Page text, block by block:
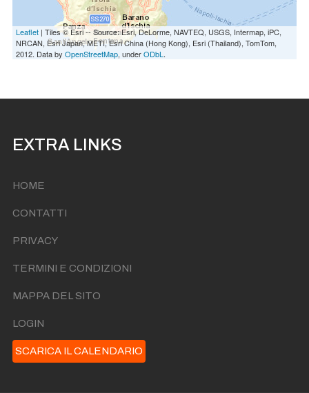
Leaflet | Tiles © Esri -- Source: Esri, DeLorme, NAVTEQ, USGS, Intermap, iPC,
NRCAN, Esri Japan, METI, Esri China (Hong Kong), Esri (Thailand), TomTom,
2012. Data by OpenStreetMap, underODbL .
EXTRA LINKS
HOME
CONTATTI
PRIVACY
TERMINI E CONDIZIONI
MAPPA DEL SITO
LOGIN
SCARICA IL CALENDARIO